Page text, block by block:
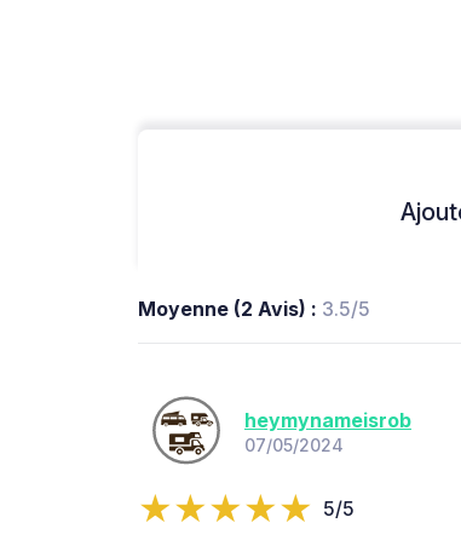
Moyenne (2 Avis) : 3.5/5
heymynameisrob
07/05/2024
5/5